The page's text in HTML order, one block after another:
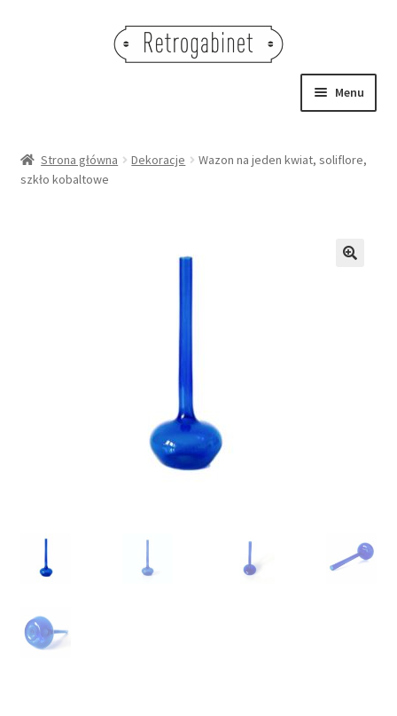
Menu
OBRAZY
Strona główna Dekoracje
Wazon na jeden kwiat, soliflore,
szkło kobaltowe